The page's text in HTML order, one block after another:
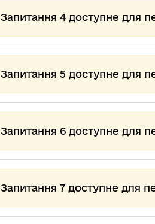
Запитання 4 доступне для
Запитання 5 доступне для
Запитання 6 доступне для
Запитання 7 доступне для